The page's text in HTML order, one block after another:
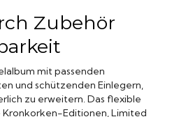
Zubehör
mit passenden
und schützenden Einlegern,
zu erweitern. Das flexible
Kronkorken-Editionen, Limited